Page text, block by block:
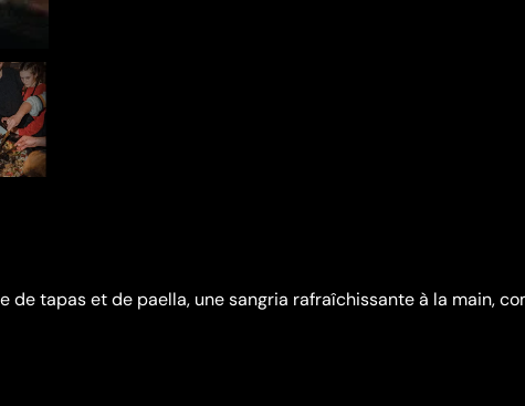
tapas et de paella, une sangria rafraîchissante à la main,